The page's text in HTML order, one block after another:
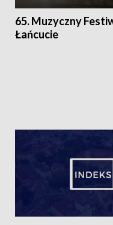
65. Muzyczny
Łańcucie